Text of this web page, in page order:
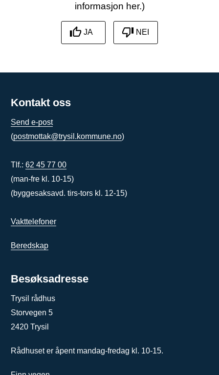
informasjon her.)
JA NEI
Kontakt oss
Send e-post
(postmottak@trysil.kommune.no)
Tlf.:62 45 77 00
(man-fre kl. 10-15)
(byggesaksavd. tirs-tors kl. 12-15)
Vakttelefoner
Beredskap
Besøksadresse
Trysil rådhus
Storvegen 5
2420 Trysil
Rådhuset er åpent mandag-fredag kl. 10-15.